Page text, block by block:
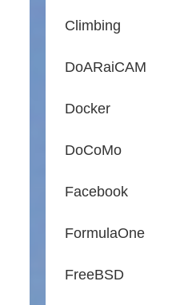
Climbing
DoARaiCAM
Docker
DoCoMo
Facebook
FormulaOne
FreeBSD